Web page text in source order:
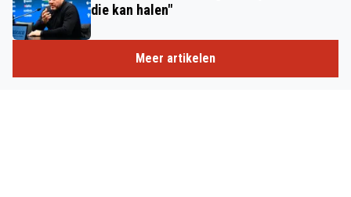
die kan halen"
Meer artikelen